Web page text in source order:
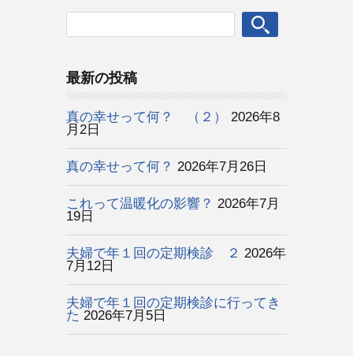
最新の投稿
真の幸せって何？ （２）
2026年8
月2日
真の幸せって何？ 2026年7月26日
これって温暖化の影響？ 2026年7月
19日
夫婦で年１回の定期検診 ２ 2026年
7月12日
夫婦で年１回の定期検診に行ってき
た 2026年7月5日